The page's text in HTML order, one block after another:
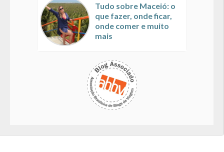
Tudo sobre Maceió: o
que fazer, onde ficar,
onde comer e muito
mais